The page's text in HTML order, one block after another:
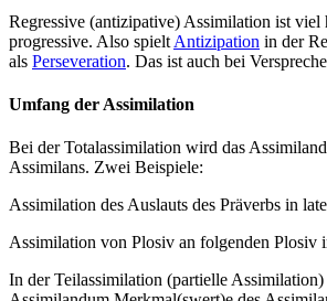
Regressive (antizipative) Assimilation ist viel
progressive. Also spielt Antizipation in der
als Perseveration. Das ist auch bei
Umfang der Assimilation
Bei der Totalassimilation wird das
Assimilans. Zwei Beispiele:
Assimilation des Auslauts des Präverbs in
Assimilation von Plosiv an folgenden Plosiv
In der Teilassimilation (partielle Assimilation)